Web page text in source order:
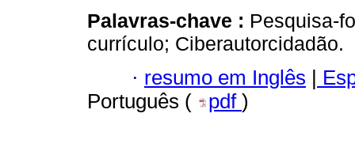
Palavras-chave : Pesquisa-
currículo; Ciberautorcidadão.
· resumo em Inglês |
Português (
pdf )